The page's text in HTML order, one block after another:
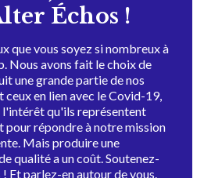
Échos !
que vous soyez si nombreux à
Nous avons fait le choix de
une grande partie de nos
en lien avec le Covid-19,
l'intérêt qu'ils représentent
répondre à notre mission
Mais produire une
qualité a un coût. Soutenez-
Et parlez-en autour de vous.